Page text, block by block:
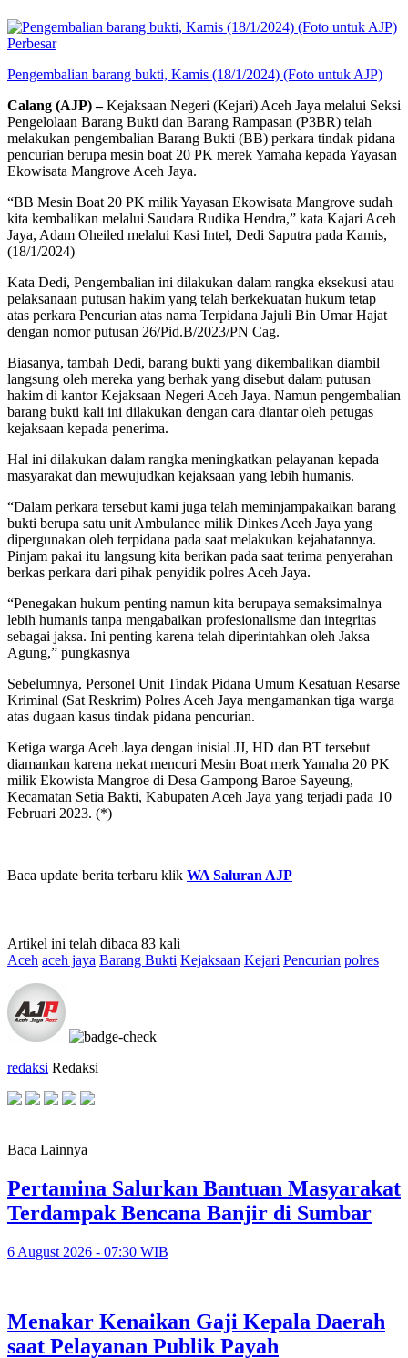
Perbesar
Pengembalian barang bukti, Kamis (18/1/2024) (Foto untuk AJP)
Calang (AJP) –Kejaksaan Negeri (Kejari) Aceh Jaya melalui Seksi
Pengelolaan Barang Bukti dan Barang Rampasan (P3BR) telah
melakukan pengembalian Barang Bukti (BB) perkara tindak pidana
pencurian berupa mesin boat 20 PK merek Yamaha kepada Yayasan
Ekowisata Mangrove Aceh Jaya.
“BB Mesin Boat 20 PK milik Yayasan Ekowisata Mangrove sudah
kita kembalikan melalui Saudara Rudika Hendra,” kata Kajari Aceh
Jaya, Adam Oheiled melalui Kasi Intel, Dedi Saputra pada Kamis,
(18/1/2024)
Kata Dedi, Pengembalian ini dilakukan dalam rangka eksekusi atau
pelaksanaan putusan hakim yang telah berkekuatan hukum tetap
atas perkara Pencurian atas nama Terpidana Jajuli Bin Umar Hajat
dengan nomor putusan 26/Pid.B/2023/PN Cag.
Biasanya, tambah Dedi, barang bukti yang dikembalikan diambil
langsung oleh mereka yang berhak yang disebut dalam putusan
hakim di kantor Kejaksaan Negeri Aceh Jaya. Namun pengembalian
barang bukti kali ini dilakukan dengan cara diantar oleh petugas
kejaksaan kepada penerima.
Hal ini dilakukan dalam rangka meningkatkan pelayanan kepada
masyarakat dan mewujudkan kejaksaan yang lebih humanis.
“Dalam perkara tersebut kami juga telah meminjampakaikan barang
bukti berupa satu unit Ambulance milik Dinkes Aceh Jaya yang
dipergunakan oleh terpidana pada saat melakukan kejahatannya.
Pinjam pakai itu langsung kita berikan pada saat terima penyerahan
berkas perkara dari pihak penyidik polres Aceh Jaya.
“Penegakan hukum penting namun kita berupaya semaksimalnya
lebih humanis tanpa mengabaikan profesionalisme dan integritas
sebagai jaksa. Ini penting karena telah diperintahkan oleh Jaksa
Agung,” pungkasnya
Sebelumnya, Personel Unit Tindak Pidana Umum Kesatuan Resarse
Kriminal (Sat Reskrim) Polres Aceh Jaya mengamankan tiga warga
atas dugaan kasus tindak pidana pencurian.
Ketiga warga Aceh Jaya dengan inisial JJ, HD dan BT tersebut
diamankan karena nekat mencuri Mesin Boat merk Yamaha 20 PK
milik Ekowista Mangroe di Desa Gampong Baroe Sayeung,
Kecamatan Setia Bakti, Kabupaten Aceh Jaya yang terjadi pada 10
Februari 2023. (*)
Baca update berita terbaru klik WA Saluran AJP
Artikel ini telah dibaca 83 kali
Aceh aceh jaya Barang Bukti Kejaksaan Kejari Pencurian polres
redaksi Redaksi
Baca Lainnya
Pertamina Salurkan Bantuan Masyarakat
Terdampak Bencana Banjir di Sumbar
6 August 2026 - 07:30 WIB
Menakar Kenaikan Gaji Kepala Daerah
saat Pelayanan Publik Payah